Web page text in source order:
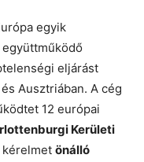
egyik
eljárást
Ausztriában. A cég
12 európai
Kerületi
önálló